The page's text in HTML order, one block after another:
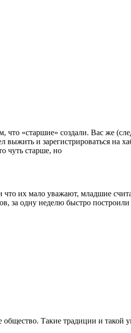
что «старшие» создали. Вас же
и зарегистрироваться на
чуть старше, но
их мало уважают, младшие
за одну неделю быстро
Такие традиции и такой